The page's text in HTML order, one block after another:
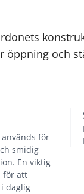
öppning och
för
smidig
En viktig
för att
daglig